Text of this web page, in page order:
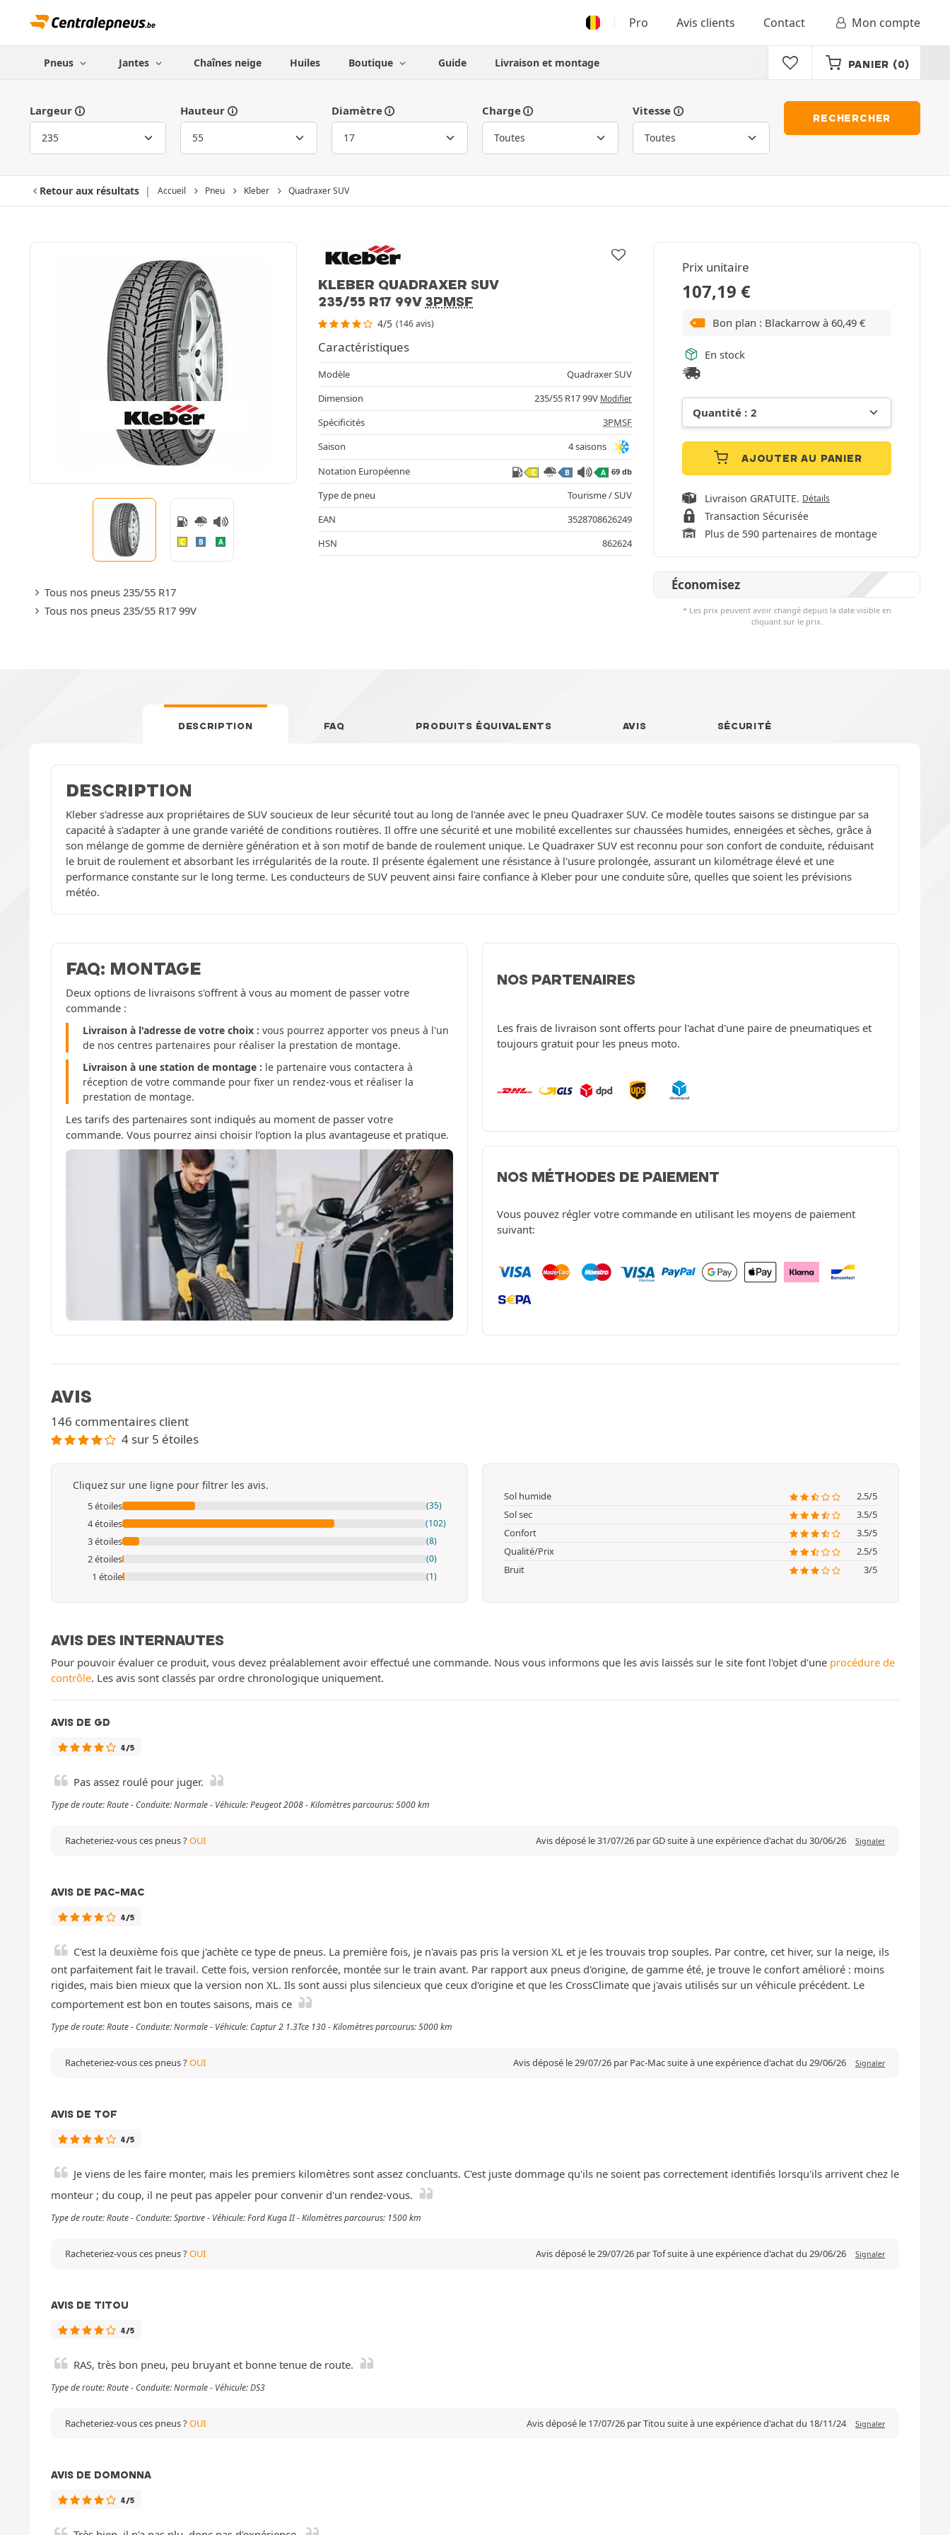
Pro Avis clients Contact Mon compte
Pneus Jantes Chaînes neige Huiles Boutique Guide Livraison et montage PANIER (0)
Largeur Hauteur Diamètre Charge Vitesse
RECHERCHER
Retour aux résultats Accueil Pneu Kleber Quadraxer SUV
KLEBER QUADRAXER SUV
235/55 R17 99V 3PMSF
4/5 (146 avis)
C B A
Tous nos pneus 235/55 R17
Tous nos pneus 235/55 R17 99V
Prix unitaire
107,19 €
Bon plan : Blackarrow à 60,49 €
En stock
AJOUTER AU PANIER
Livraison GRATUITE. Détails
Transaction Sécurisée
Plus de 590 partenaires de montage
Économisez
* Les prix peuvent avoir changé depuis la date visible en
cliquant sur le prix.
Caractéristiques
Modèle
Quadraxer SUV
Dimension
235/55 R17 99V Modifier
Spécificités
3PMSF
Saison
4 saisons
Notation Européenne
C B A 69 db
Type de pneu
Tourisme / SUV
EAN
3528708626249
HSN
862624
DESCRIPTION FAQ PRODUITS ÉQUIVALENTS AVIS SÉCURITÉ
DESCRIPTION
Kleber s'adresse aux propriétaires de SUV soucieux de leur sécurité tout au long de l'année avec le pneu Quadraxer SUV. Ce modèle toutes saisons se distingue par sa
capacité à s'adapter à une grande variété de conditions routières. Il offre une sécurité et une mobilité excellentes sur chaussées humides, enneigées et sèches, grâce à
son mélange de gomme de dernière génération et à son motif de bande de roulement unique. Le Quadraxer SUV est reconnu pour son confort de conduite, réduisant
le bruit de roulement et absorbant les irrégularités de la route. Il présente également une résistance à l'usure prolongée, assurant un kilométrage élevé et une
performance constante sur le long terme. Les conducteurs de SUV peuvent ainsi faire confiance à Kleber pour une conduite sûre, quelles que soient les prévisions
météo.
FAQ: MONTAGE
Deux options de livraisons s'offrent à vous au moment de passer votre
commande :
Livraison à l'adresse de votre choix : vous pourrez apporter vos pneus à l'un
de nos centres partenaires pour réaliser la prestation de montage.
Livraison à une station de montage : le partenaire vous contactera à
réception de votre commande pour fixer un rendez-vous et réaliser la
prestation de montage.
Les tarifs des partenaires sont indiqués au moment de passer votre
commande. Vous pourrez ainsi choisir l’option la plus avantageuse et pratique.
NOS PARTENAIRES
Les frais de livraison sont offerts pour l'achat d'une paire de pneumatiques et
toujours gratuit pour les pneus moto.
NOS MÉTHODES DE PAIEMENT
Vous pouvez régler votre commande en utilisant les moyens de paiement
suivant:
AVIS
146 commentaires client
4 sur 5 étoiles
Cliquez sur une ligne pour filtrer les avis.
5 étoiles (35)
4 étoiles (102)
3 étoiles (8)
2 étoiles (0)
1 étoile (1)
Sol humide
2.5/5
Sol sec
3.5/5
Confort
3.5/5
Qualité/Prix
2.5/5
Bruit
3/5
AVIS DES INTERNAUTES
Pour pouvoir évaluer ce produit, vous devez préalablement avoir effectué une commande. Nous vous informons que les avis laissés sur le site font l'objet d'une procédure de
contrôle. Les avis sont classés par ordre chronologique uniquement.
AVIS DE GD
4/5
Pas assez roulé pour juger.
Type de route: Route - Conduite: Normale - Véhicule: Peugeot 2008 - Kilomètres parcourus: 5000 km
Avis déposé le 31/07/26 par GD suite à une expérience d'achat du 30/06/26 Signaler
Racheteriez-vous ces pneus ?OUI
AVIS DE PAC-MAC
4/5
C'est la deuxième fois que j'achète ce type de pneus. La première fois, je n'avais pas pris la version XL et je les trouvais trop souples. Par contre, cet hiver, sur la neige, ils
ont parfaitement fait le travail. Cette fois, version renforcée, montée sur le train avant. Par rapport aux pneus d'origine, de gamme été, je trouve le confort amélioré : moins
rigides, mais bien mieux que la version non XL. Ils sont aussi plus silencieux que ceux d'origine et que les CrossClimate que j'avais utilisés sur un véhicule précédent. Le
comportement est bon en toutes saisons, mais ce
Type de route: Route - Conduite: Normale - Véhicule: Captur 2 1.3Tce 130 - Kilomètres parcourus: 5000 km
Avis déposé le 29/07/26 par Pac-Mac suite à une expérience d'achat du 29/06/26 Signaler
Racheteriez-vous ces pneus ?OUI
AVIS DE TOF
4/5
Je viens de les faire monter, mais les premiers kilomètres sont assez concluants. C'est juste dommage qu'ils ne soient pas correctement identifiés lorsqu'ils arrivent chez le
monteur ; du coup, il ne peut pas appeler pour convenir d'un rendez-vous.
Type de route: Route - Conduite: Sportive - Véhicule: Ford Kuga II - Kilomètres parcourus: 1500 km
Avis déposé le 29/07/26 par Tof suite à une expérience d'achat du 29/06/26 Signaler
Racheteriez-vous ces pneus ?OUI
AVIS DE TITOU
4/5
RAS, très bon pneu, peu bruyant et bonne tenue de route.
Type de route: Route - Conduite: Normale - Véhicule: DS3
Avis déposé le 17/07/26 par Titou suite à une expérience d'achat du 18/11/24 Signaler
Racheteriez-vous ces pneus ?OUI
AVIS DE DOMONNA
4/5